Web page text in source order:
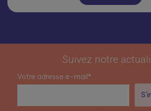
Suivez notre
Votre adresse e-mail*